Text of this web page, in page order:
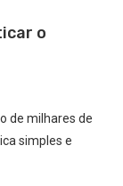
o
de milhares de
simples e